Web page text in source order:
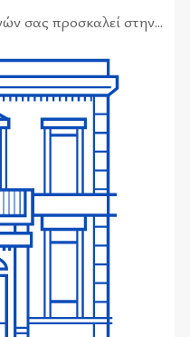
σας προ­σκα­λεί στην...